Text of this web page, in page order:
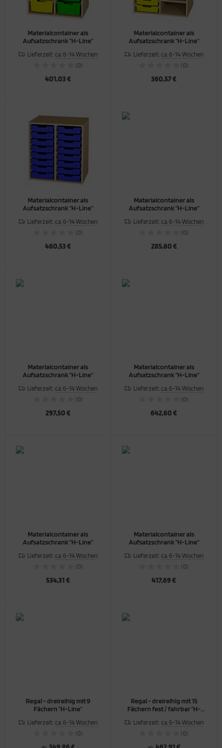
Materialcontainer als
Aufsatzschrank "H-Line"
Lieferzeit: ca. 6-14 Wochen
(0)
401,03 €
Materialcontainer als
Aufsatzschrank "H-Line"
Lieferzeit: ca. 6-14 Wochen
(0)
360,57 €
Materialcontainer als
Aufsatzschrank "H-Line"
Lieferzeit: ca. 6-14 Wochen
(0)
460,53 €
Materialcontainer als
Aufsatzschrank "H-Line"
Lieferzeit: ca. 6-14 Wochen
(0)
285,60 €
Materialcontainer als
Aufsatzschrank "H-Line"
Lieferzeit: ca. 6-14 Wochen
(0)
297,50 €
Materialcontainer als
Aufsatzschrank "H-Line"
Lieferzeit: ca. 6-14 Wochen
(0)
642,60 €
Materialcontainer als
Aufsatzschrank "H-Line"
Lieferzeit: ca. 6-14 Wochen
(0)
534,31 €
Materialcontainer als
Aufsatzschrank "H-Line"
Lieferzeit: ca. 6-14 Wochen
(0)
417,69 €
Regal - dreireihig mit 9
Fächern "H-Line"
Lieferzeit: ca. 6-14 Wochen
(0)
Regal - dreireihig mit 15
Fächern fest / fahrbar "H-
Lieferzeit: ca. 6-14 Wochen
(0)